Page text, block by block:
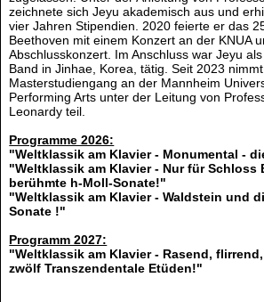
zeichnete sich Jeyu akademisch aus und
vier Jahren Stipendien. 2020 feierte er das
Beethoven mit einem Konzert an der KNUA
Abschlusskonzert. Im Anschluss war Jeyu
Band in Jinhae, Korea, tätig. Seit 2023
Masterstudiengang an der Mannheim
Performing Arts unter der Leitung von
Leonardy teil.
Programme 2026:
"Weltklassik am Klavier - Monumental -
"Weltklassik am Klavier - Nur für Schloss
berühmte h-Moll-Sonate!"
"Weltklassik am Klavier - Waldstein und
Sonate !"
Programm 2027:
"Weltklassik am Klavier - Rasend,
zwölf Transzendentale Etüden!"